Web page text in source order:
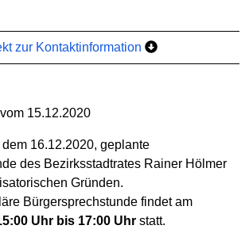
zur Kontaktinformation
15.12.2020
16.12.2020, geplante
des Bezirksstadtrates Rainer Hölmer
Gründen.
Bürgersprechstunde findet am
Uhr bis 17:00 Uhr statt.